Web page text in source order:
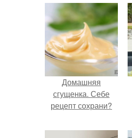
Домашняя
сгущенка. Себе
рецепт сохрани?